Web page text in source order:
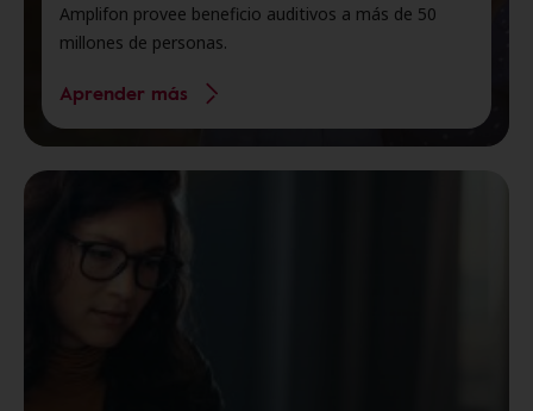
Amplifon provee beneficio auditivos a más de 50
millones de personas.
Aprender más